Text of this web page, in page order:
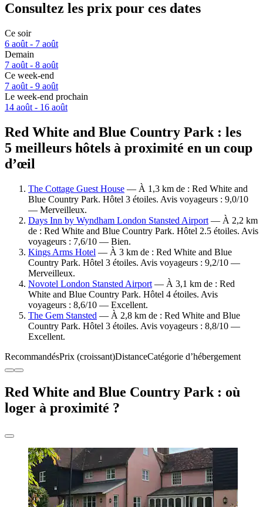
Consultez les prix pour ces dates
Ce soir
6 août - 7 août
Demain
7 août - 8 août
Ce week-end
7 août - 9 août
Le week-end prochain
14 août - 16 août
Red White and Blue Country Park : les
5 meilleurs hôtels à proximité en un coup
d’œil
The Cottage Guest House — À 1,3 km de : Red White and
Blue Country Park. Hôtel 3 étoiles. Avis voyageurs : 9,0/10
— Merveilleux.
Days Inn by Wyndham London Stansted Airport — À 2,2 km
de : Red White and Blue Country Park. Hôtel 2.5 étoiles. Avis
voyageurs : 7,6/10 — Bien.
Kings Arms Hotel — À 3 km de : Red White and Blue
Country Park. Hôtel 3 étoiles. Avis voyageurs : 9,2/10 —
Merveilleux.
Novotel London Stansted Airport — À 3,1 km de : Red
White and Blue Country Park. Hôtel 4 étoiles. Avis
voyageurs : 8,6/10 — Excellent.
The Gem Stansted — À 2,8 km de : Red White and Blue
Country Park. Hôtel 3 étoiles. Avis voyageurs : 8,8/10 —
Excellent.
RecommandésPrix (croissant)DistanceCatégorie d’hébergement
Red White and Blue Country Park : où
loger à proximité ?